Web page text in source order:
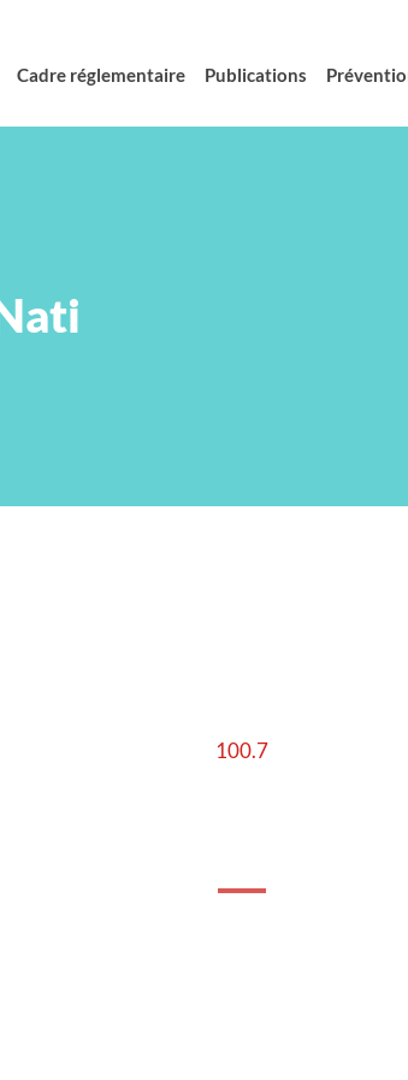
Cadre réglementaire Publications
100.7